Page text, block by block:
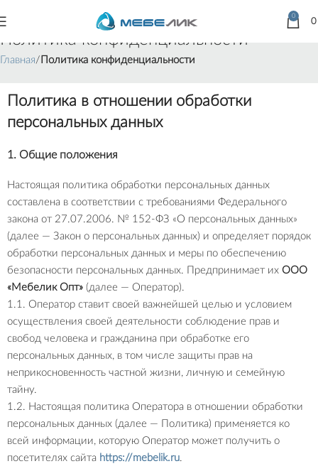
0
Политика конфиденциальности
Главная Политика конфиденциальности
Политика в отношении обработки
персональных данных
1. Общие положения
Настоящая политика обработки персональных данных
составлена в соответствии с требованиями Федерального
закона от 27.07.2006. № 152-ФЗ «О персональных данных»
(далее — Закон о персональных данных) и определяет порядок
обработки персональных данных и меры по обеспечению
безопасности персональных данных. Предпринимает их ООО
«Мебелик Опт» (далее — Оператор).
1.1. Оператор ставит своей важнейшей целью и условием
осуществления своей деятельности соблюдение прав и
свобод человека и гражданина при обработке его
персональных данных, в том числе защиты прав на
неприкосновенность частной жизни, личную и семейную
тайну.
1.2. Настоящая политика Оператора в отношении обработки
персональных данных (далее — Политика) применяется ко
всей информации, которую Оператор может получить о
посетителях сайта https://mebelik.ru.